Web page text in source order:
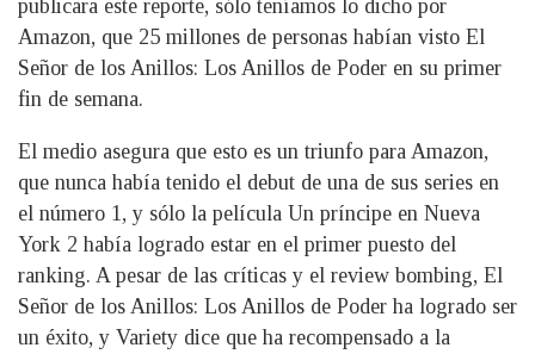
publicara este reporte, sólo teníamos lo dicho por
Amazon, que 25 millones de personas habían visto El
Señor de los Anillos: Los Anillos de Poder en su primer
fin de semana.
El medio asegura que esto es un triunfo para Amazon,
que nunca había tenido el debut de una de sus series en
el número 1, y sólo la película Un príncipe en Nueva
York 2 había logrado estar en el primer puesto del
ranking. A pesar de las críticas y el review bombing, El
Señor de los Anillos: Los Anillos de Poder ha logrado ser
un éxito, y Variety dice que ha recompensado a la